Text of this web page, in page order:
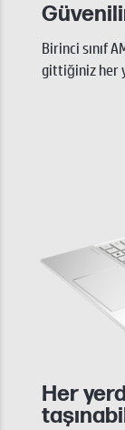
Birinci sınıf
gittiğiniz her
Her